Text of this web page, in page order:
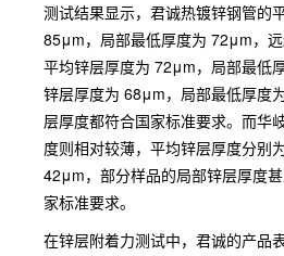
测试结果显示，君诚热镀锌钢管的
85μm，局部最低厚度为 72μm，
平均锌层厚度为 72μm，局部最低
锌层厚度为 68μm，局部最低厚度
层厚度都符合国家标准要求。而华
度则相对较薄，平均锌层厚度分别
42μm，部分样品的局部锌层厚度
家标准要求。
在锌层附着力测试中，君诚的产品